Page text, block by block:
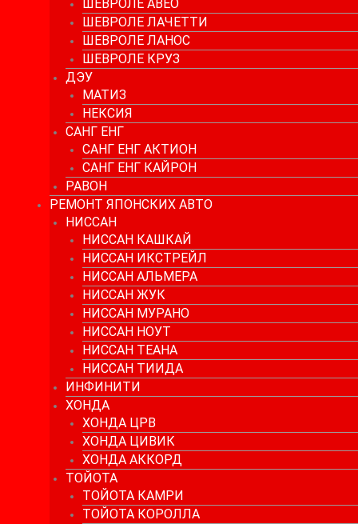
ШЕВРОЛЕ АВЕО
ШЕВРОЛЕ ЛАЧЕТТИ
ШЕВРОЛЕ ЛАНОС
ШЕВРОЛЕ КРУЗ
ДЭУ
МАТИЗ
НЕКСИЯ
САНГ ЕНГ
САНГ ЕНГ АКТИОН
САНГ ЕНГ КАЙРОН
РАВОН
РЕМОНТ ЯПОНСКИХ АВТО
НИССАН
НИССАН КАШКАЙ
НИССАН ИКСТРЕЙЛ
НИССАН АЛЬМЕРА
НИССАН ЖУК
НИССАН МУРАНО
НИССАН НОУТ
НИССАН ТЕАНА
НИССАН ТИИДА
ИНФИНИТИ
ХОНДА
ХОНДА ЦРВ
ХОНДА ЦИВИК
ХОНДА АККОРД
ТОЙОТА
ТОЙОТА КАМРИ
ТОЙОТА КОРОЛЛА